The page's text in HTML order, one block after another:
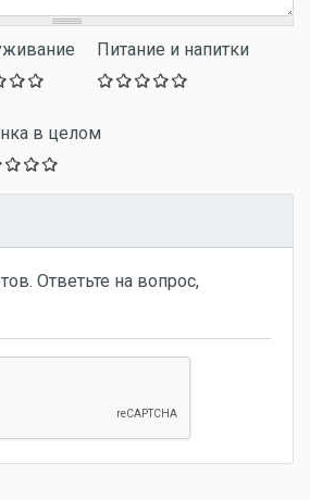
Питание и напитки
в целом
Ответьте на вопрос,